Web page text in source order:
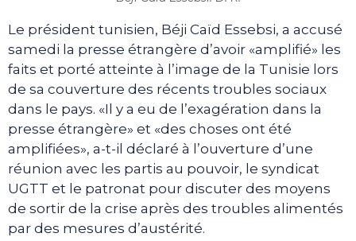
Le président tunisien, Béji Caïd Essebsi, a accusé
samedi la presse étrangère d’avoir «amplifié» les
faits et porté atteinte à l’image de la Tunisie lors
de sa couverture des récents troubles sociaux
dans le pays. «Il y a eu de l’exagération dans la
presse étrangère» et «des choses ont été
amplifiées», a-t-il déclaré à l’ouverture d’une
réunion avec les partis au pouvoir, le syndicat
UGTT et le patronat pour discuter des moyens
de sortir de la crise après des troubles alimentés
par des mesures d’austérité.